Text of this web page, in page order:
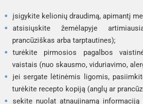
įsigykite kelionių draudimą, apimantį
atsisiųskite žemėlapyje
prancūziškas arba tarptautines);
turėkite pirmosios pagalbos
vaistais (nuo skausmo, viduriavimo,
jei sergate lėtinėmis ligomis,
turėkite recepto kopiją (anglų ar
sekite nuolat atnaujinamą informaciją